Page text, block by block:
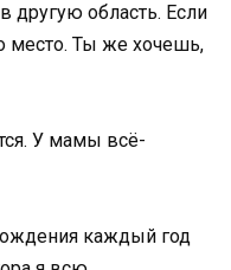
другую область. Если
место. Ты же хочешь,
У мамы всё-
каждый год